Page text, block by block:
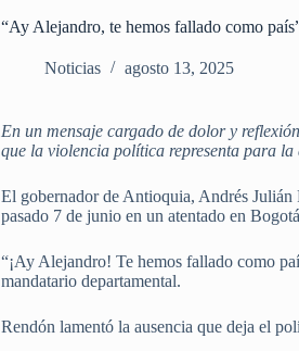
“Ay Alejandro, te hemos fallado como
Noticias agosto 13, 2025
En un mensaje cargado de dolor y
que la violencia política representa para la
El gobernador de Antioquia, Andrés
pasado 7 de junio en un atentado en
“¡Ay Alejandro! Te hemos fallado como
mandatario departamental.
Rendón lamentó la ausencia que deja el